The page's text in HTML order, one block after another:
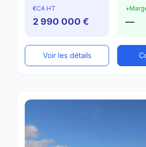
€CA HT
2 990 000 €
+
—
Voir les détails